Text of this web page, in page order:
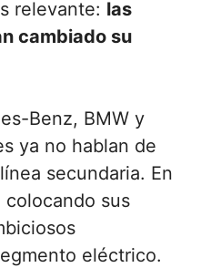
relevante: las
cambiado su
Benz, BMW y
ya no hablan de
secundaria. En
colocando sus
eléctrico.